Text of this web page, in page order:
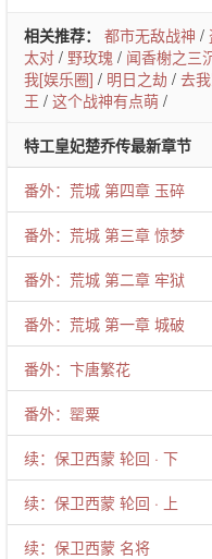
相关推荐： 都市无敌战神 /
太对 / 野玫瑰 / 闻香榭之三
我[娱乐圈] / 明日之劫 / 去
王 / 这个战神有点萌 /
特工皇妃楚乔传最新章节
番外：荒城 第四章 玉碎
番外：荒城 第三章 惊梦
番外：荒城 第二章 牢狱
番外：荒城 第一章 城破
番外：卞唐繁花
番外：罂粟
续：保卫西蒙 轮回 · 下
续：保卫西蒙 轮回 · 上
续：保卫西蒙 名将